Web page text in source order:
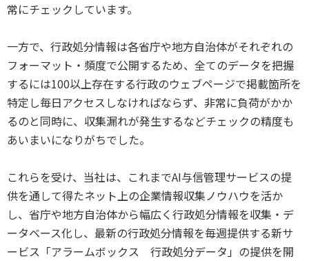
常にチェックしています。
一方で、行政処分情報は各省庁や地方自治体がそれぞれの
フォーマット・頻度で公開するため、全てのデータを把握
するには100以上存在する行政のウェブページで掲載箇所を
特定し毎日アクセスしなければならず、非常に負荷がかか
るのと同時に、収集漏れが発生するなどチェックの精度も
あいまいになりがちでした。
これらを受け、当社は、これまでAI与信管理サービスの提
供を通して得たネット上の企業情報収集ノウハウを活か
し、省庁や地方自治体から幅広く行政処分情報を収集・デ
ータベース化し、最新の行政処分情報を毎週提供する新サ
ービス「アラームボックス 行政処分データ」の提供を開